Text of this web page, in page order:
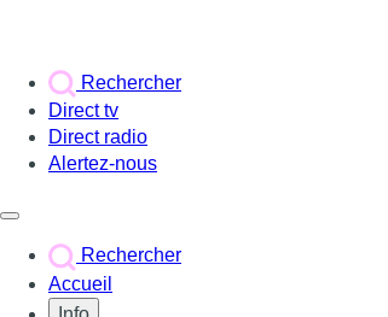
Rechercher
Direct tv
Direct radio
Alertez-nous
Rechercher
Accueil